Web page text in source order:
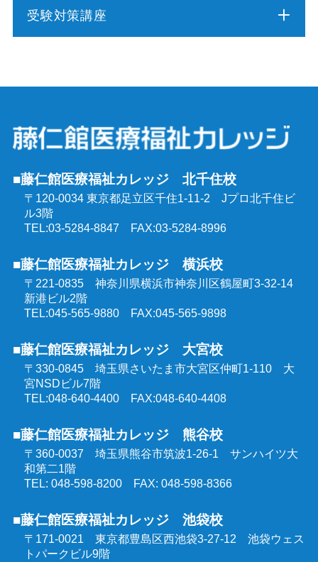
介護予防運動指導員養成講座
行動援護従業者養成研修
強度行動障害支援者養成研修
同行援護従業者養成研修
喀痰吸引等研修
医療的ケア教員講習会
埼玉県委託 公共職業訓練
群馬県委託 公共職業訓練
東京都委託 公共職業訓練
受験対策講座
社会福祉士受験対策講座（通学コース）
精神保健福祉士受験対策講座（通学コース）
介護福祉士受験対策講座（オンラインコース）
ケアマネジャー受験対策講座（オンラインコース）
社会福祉士受験対策講座（オンラインコース）
精神保健福祉士受験対策講座（オンラインコース）
■藤仁館医療福祉カレッジ 北千住校
〒120-0034 東京都足立区千住1-11-2 Jプロ北千住ビ
ル3階
TEL:03-5284-8847 FAX:03-5284-8996
■藤仁館医療福祉カレッジ 横浜校
〒221-0835 神奈川県横浜市神奈川区鶴屋町3-32-14
新港ビル2階
TEL:045-565-9880 FAX:045-565-9898
■藤仁館医療福祉カレッジ 大宮校
〒330-0845 埼玉県さいたま市大宮区仲町1-110 大
宮NSDビル7階
TEL:048-640-4400 FAX:048-640-4408
■藤仁館医療福祉カレッジ 熊谷校
〒360-0037 埼玉県熊谷市筑波1-26-1 サンハイツ大
和第二1階
TEL: 048-598-8200 FAX: 048-598-8366
■藤仁館医療福祉カレッジ 池袋校
〒171-0021 東京都豊島区西池袋3-27-12 池袋ウェス
トパークビル9階